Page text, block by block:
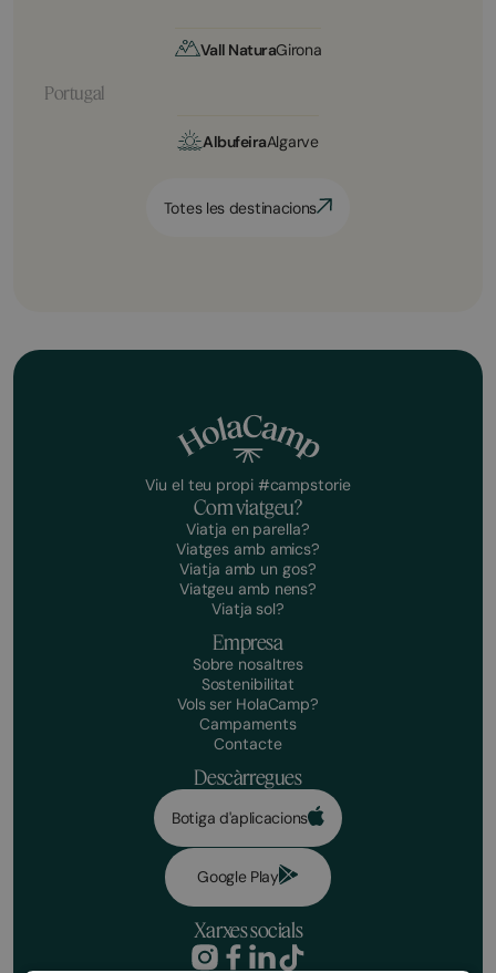
Vall NaturaGirona
Portugal
AlbufeiraAlgarve
Totes les destinacions
Viu el teu propi #campstorie
Com viatgeu?
Viatja en parella?
Viatges amb amics?
Viatja amb un gos?
Viatgeu amb nens?
Viatja sol?
Empresa
Sobre nosaltres
Sostenibilitat
Vols ser HolaCamp?
Campaments
Contacte
Descàrregues
Botiga d'aplicacions
Google Play
Xarxes socials